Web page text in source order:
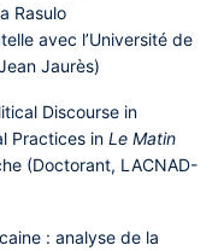
Rasulo
avec l’Université de
Jaurès)
Discourse in
Practices in Le Matin
(Doctorant, LACNAD-
: analyse de la